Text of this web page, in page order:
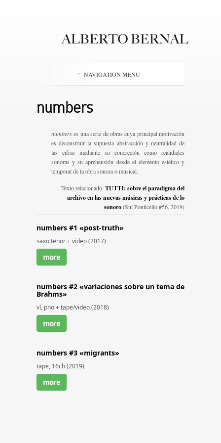
NAVIGATION MENU
numbers
numberses una serie de obras cuya principal motivación
es deconstruir la supuesta abstracción y neutralidad de
las cifras mediante su concreción como realidades
sonoras y su aprehensión desde el elemento estético y
temporal de la obra sonora o musical.
Texto relacionado:TUTTI: sobre el paradigma del
archivo en las nuevas músicas y prácticas de lo
sonoro(Sul Ponticello #56. 2019)
numbers #1 «post-truth»
saxo tenor + video (2017)
more
numbers #2 «variaciones sobre un tema de
Brahms»
vl, pno + tape/video (2018)
more
numbers #3 «migrants»
tape, 16ch (2019)
more